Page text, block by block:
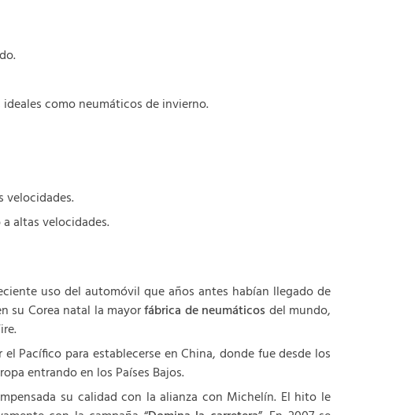
como neumáticos de invierno.
velocidades.
altas velocidades.
uso del automóvil que años antes habían llegado de
su Corea natal la mayorfábrica de neumáticos del mundo,
Pacífico para establecerse en China, donde fue desde los
entrando en los Países Bajos.
su calidad con la alianza con Michelín. El hito le